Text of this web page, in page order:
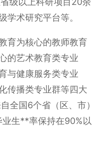
学术研究平台等。
育为核心的教师教育
的艺术教育类专业
与健康服务类专业
传播类专业群等四大
全国6个省（区、市）
生**率保持在90%以